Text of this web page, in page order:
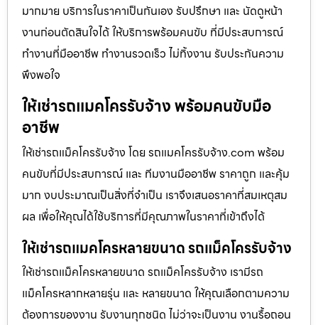
มากมาย บริการในราคาเป็นกันเอง รับปรึกษา และ นัดดูหน้า
งานก่อนตัดสินใจได้ ให้บริการพร้อมคนขับ ที่มีประสบการณ์
ทำงานที่มืออาชีพ ทำงานรวดเร็ว ไม่ทิ้งงาน รับประกันความ
พึงพอใจ
ให้เช่ารถแมคโครรับจ้าง พร้อมคนขับมือ
อาชีพ
ให้เช่ารถแม็คโครรับจ้าง โดย รถแมคโครรับจ้าง.com พร้อม
คนขับที่มีประสบการณ์ และ ทีมงานมืออาชีพ ราคาถูก และคุ้ม
มาก งบประมาณเป็นสิ่งที่จำเป็น เราจึงเสนอราคาที่สมเหตุสม
ผล เพื่อให้คุณได้ใช้บริการที่มีคุณภาพในราคาที่เข้าถึงได้
ให้เช่ารถแมคโครหลายขนาด รถแม็คโครรับจ้าง
ให้เช่ารถแม็คโครหลายขนาด รถแม็คโครรับจ้าง เรามีรถ
แม็คโครหลากหลายรุ่น และ หลายขนาด ให้คุณเลือกตามความ
ต้องการของงาน รับงานทุกชนิด ไม่ว่าจะเป็นงาน งานรื้อถอน